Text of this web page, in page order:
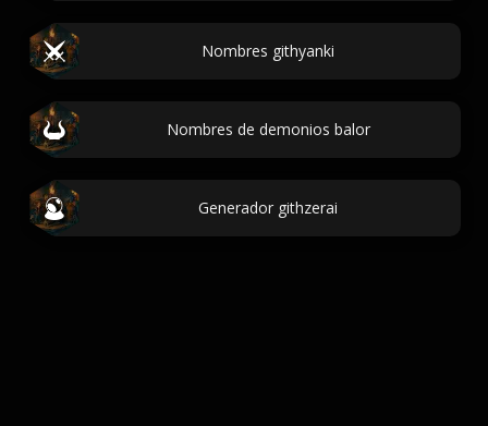
Nombres githyanki
Nombres de demonios balor
Generador githzerai